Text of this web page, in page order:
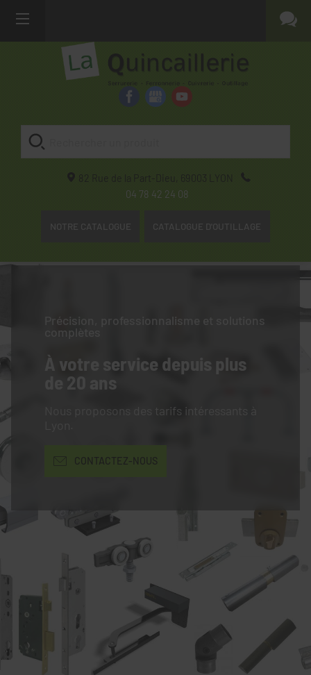
82 Rue de la Part-Dieu, 69003
LYON
04 78 42 24 08
NOTRE CATALOGUE CATALOGUE D'OUTILLAGE
Précision, professionnalisme et solutions
complètes
À votre service depuis plus
de 20 ans
Nous proposons des tarifs intéressants à
CONTACTEZ-NOUS